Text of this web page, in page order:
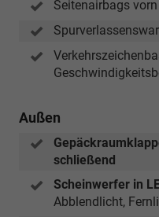
Seitenairbags
Außen
schließend
Scheinwerfer in
Abblendlicht,